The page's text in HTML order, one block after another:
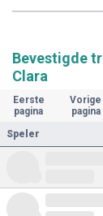
Bevestigde
Clara
Eerste
pagina
Vorige
pagina
Speler